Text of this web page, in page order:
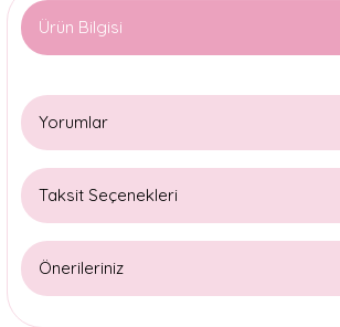
Ürün Bilgisi
Yorumlar
Taksit Seçenekleri
Önerileriniz